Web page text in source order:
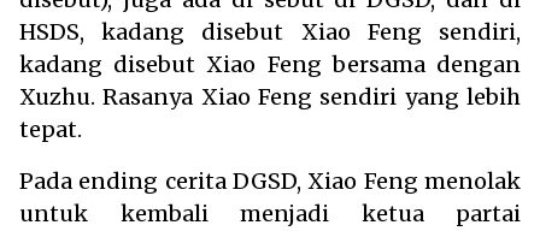
HSDS, kadang disebut Xiao Feng sendiri,
kadang disebut Xiao Feng bersama dengan
Xuzhu. Rasanya Xiao Feng sendiri yang lebih
tepat.
Pada ending cerita DGSD, Xiao Feng menolak
untuk kembali menjadi ketua partai